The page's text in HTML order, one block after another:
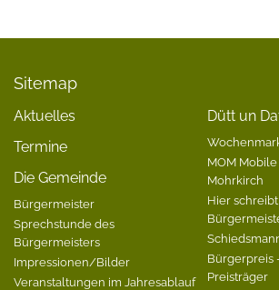
Sitemap
Aktuelles
Termine
Die Gemeinde
Bürgermeister
Sprechstunde des
Bürgermeisters
Impressionen/Bilder
Veranstaltungen im Jahresablauf
Dütt un
MOM
Mohrkirch
Hier
Bürgerpreis
Preisträger